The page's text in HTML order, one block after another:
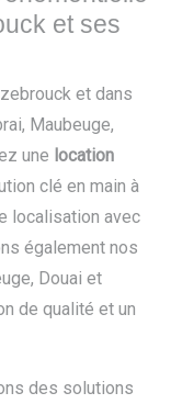
et ses
et dans
Maubeuge,
une location
clé en main à
localisation avec
également nos
Douai et
de qualité et un
des solutions